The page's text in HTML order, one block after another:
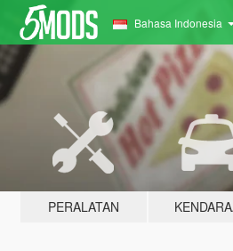
Bahasa Indonesia
PERALATAN